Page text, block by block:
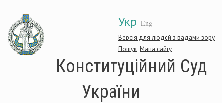
основного
матеріалу
Укр Eng
Версія для людей з вадами зору
Пошук Мапа сайту
Конституційний Суд
України